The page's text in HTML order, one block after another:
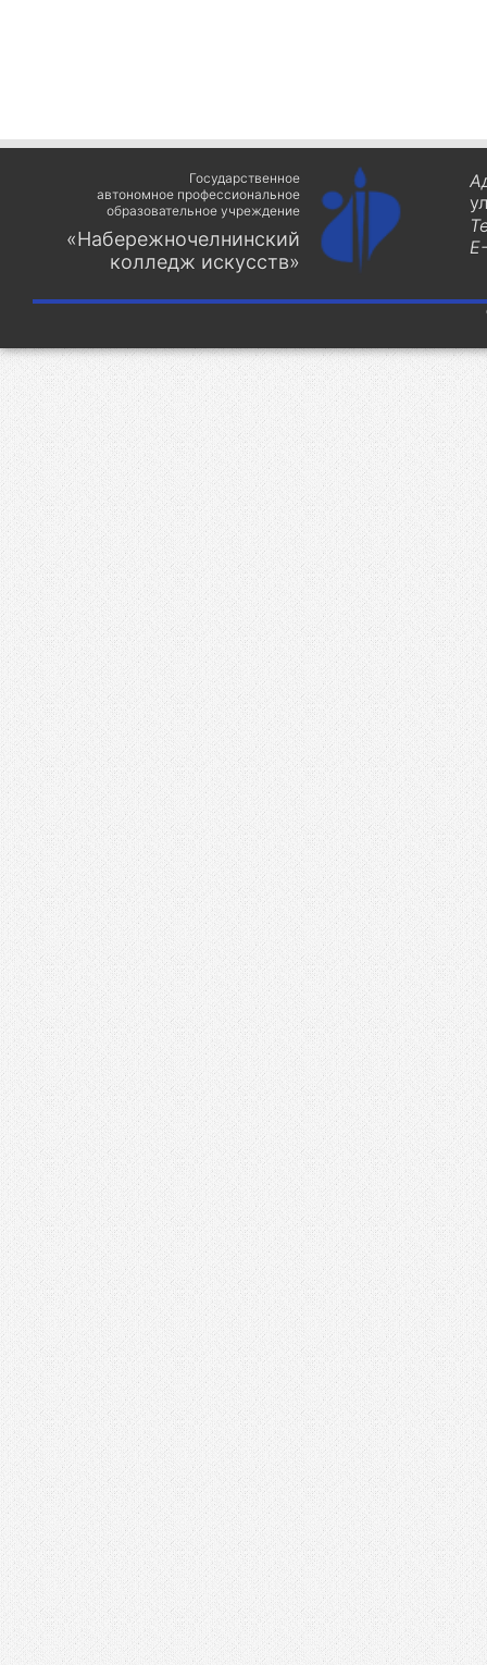
Государственное
автономное профессиональное
образовательное учреждение
«Набережночелнинский
колледж искусств»